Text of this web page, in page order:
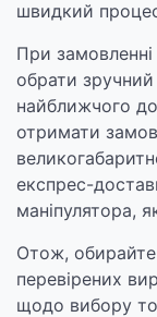
швидкий
При
обрати
найближчого
отримати
експрес-
маніпулятора,
Отож, обирайте
перевірених
щодо вибору